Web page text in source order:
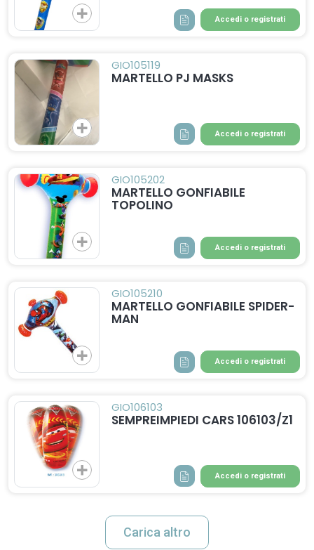
Accedi o registrati
GIO105119
MARTELLO PJ MASKS
Accedi o registrati
GIO105202
MARTELLO GONFIABILE
TOPOLINO
Accedi o registrati
GIO105210
MARTELLO GONFIABILE SPIDER-
MAN
Accedi o registrati
GIO106103
SEMPREIMPIEDI CARS 106103/Z1
Accedi o registrati
Carica altro